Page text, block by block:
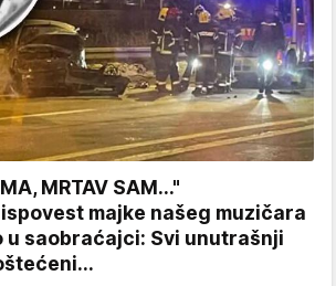
MRTAV SAM..."
majke našeg muzičara
u saobraćajci: Svi unutrašnji